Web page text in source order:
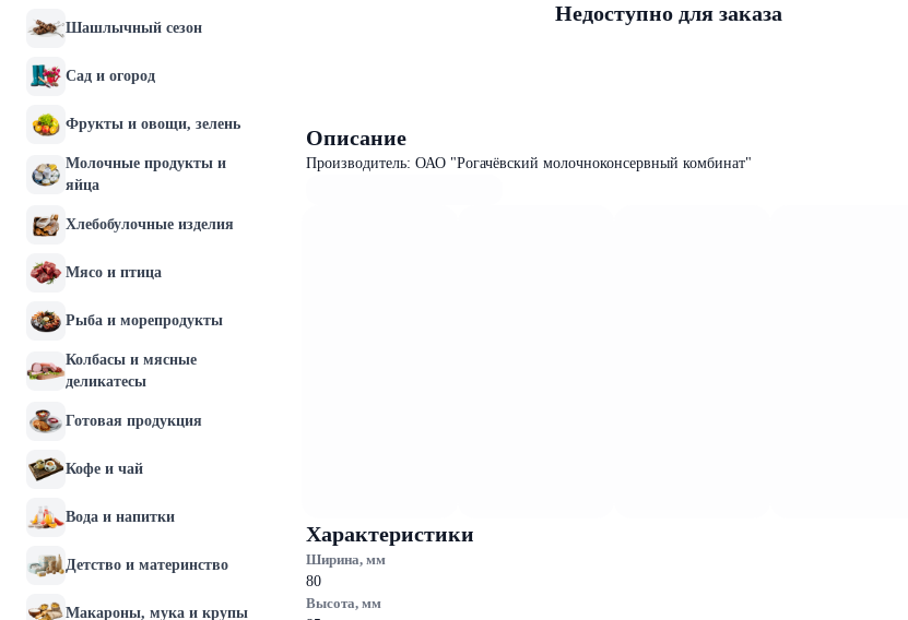
Шашлычный сезон
Сад и огород
Фрукты и овощи, зелень
Молочные продукты и
яйца
Хлебобулочные изделия
Мясо и птица
Рыба и морепродукты
Колбасы и мясные
деликатесы
Готовая продукция
Кофе и чай
Вода и напитки
Детство и материнство
Макароны, мука и крупы
Недоступно для заказа
Описание
Производитель: ОАО "Рогачёвский молочноконсервный комбинат"
Характеристики
Ширина, мм
80
Высота, мм